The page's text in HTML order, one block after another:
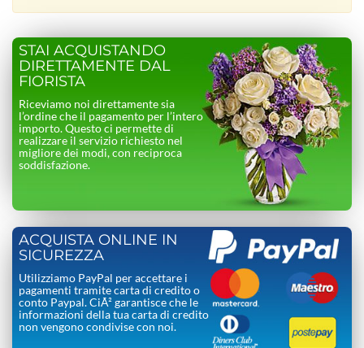
STAI ACQUISTANDO
DIRETTAMENTE DAL
FIORISTA
Riceviamo noi direttamente sia
l’ordine che il pagamento per l’intero
importo. Questo ci permette di
realizzare il servizio richiesto nel
migliore dei modi, con reciproca
soddisfazione.
ACQUISTA ONLINE IN
SICUREZZA
Utilizziamo PayPal per accettare i
pagamenti tramite carta di credito o
conto Paypal. CiÃ² garantisce che le
informazioni della tua carta di credito
non vengono condivise con noi.